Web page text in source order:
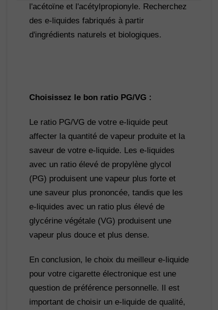
l'acétoïne et l'acétylpropionyle. Recherchez
des e-liquides fabriqués à partir
d'ingrédients naturels et biologiques.
Choisissez le bon ratio PG/VG :
Le ratio PG/VG de votre e-liquide peut
affecter la quantité de vapeur produite et la
saveur de votre e-liquide. Les e-liquides
avec un ratio élevé de propylène glycol
(PG) produisent une vapeur plus forte et
une saveur plus prononcée, tandis que les
e-liquides avec un ratio plus élevé de
glycérine végétale (VG) produisent une
vapeur plus douce et plus dense.
En conclusion, le choix du meilleur e-liquide
pour votre cigarette électronique est une
question de préférence personnelle. Il est
important de choisir un e-liquide de qualité,